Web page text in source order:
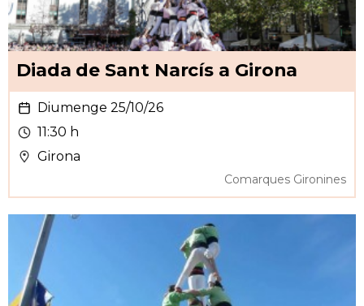
Diada de Sant Narcís a Girona
Diumenge 25/10/26
11:30 h
Girona
Comarques Gironines